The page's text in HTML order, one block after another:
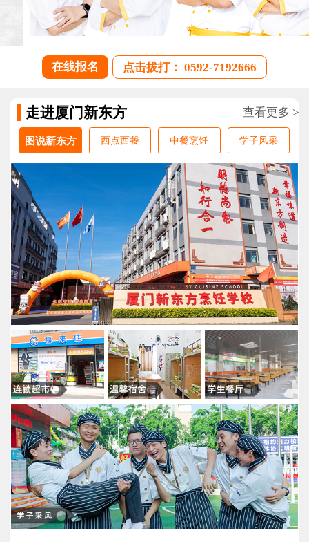
在线报名 点击拔打： 0592-7192666
走进厦门新东方 查看更多 >
图说新东方 西点西餐 中餐烹饪 学子风采